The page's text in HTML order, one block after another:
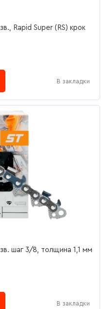
Rapid Super (RS) крок
В закладки
шаг 3/8, толщина 1,1 мм
В закладки